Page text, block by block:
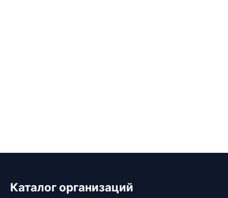
Каталог организаций